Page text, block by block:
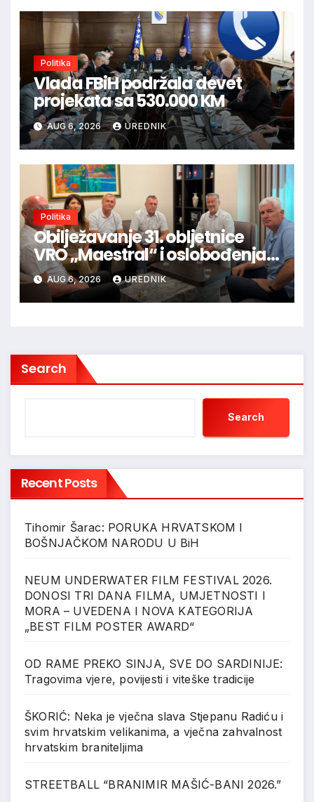
Politika
Vlada FBiH podržala devet
projekata sa 530.000 KM
AUG 6, 2026 UREDNIK
Politika
Obilježavanje 31. obljetnice
VRO „Maestral“ i oslobođenja
Jajca uz pokroviteljstvo HNS-a
BiHAUG 6, 2026 UREDNIK
Search
Search
Recent Posts
Tihomir Šarac: PORUKA HRVATSKOM I
BOŠNJAČKOM NARODU U BiH
NEUM UNDERWATER FILM FESTIVAL 2026.
DONOSI TRI DANA FILMA, UMJETNOSTI I
MORA – UVEDENA I NOVA KATEGORIJA
„BEST FILM POSTER AWARD“
OD RAME PREKO SINJA, SVE DO SARDINIJE:
Tragovima vjere, povijesti i viteške tradicije
ŠKORIĆ: Neka je vječna slava Stjepanu Radiću i
svim hrvatskim velikanima, a vječna zahvalnost
hrvatskim braniteljima
STREETBALL “BRANIMIR MAŠIĆ-BANI 2026.”